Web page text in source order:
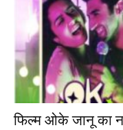
फिल्म ओके जानू का